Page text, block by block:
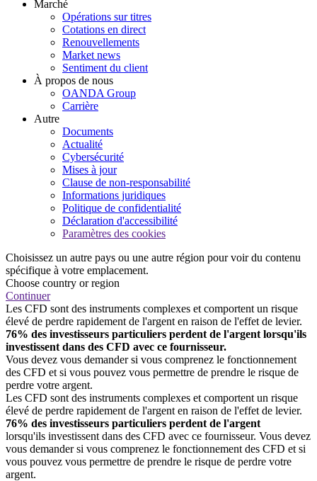
Marché
Opérations sur titres
Cotations en direct
Renouvellements
Market news
Sentiment du client
À propos de nous
OANDA Group
Carrière
Autre
Documents
Actualité
Cybersécurité
Mises à jour
Clause de non-responsabilité
Informations juridiques
Politique de confidentialité
Déclaration d'accessibilité
Paramètres des cookies
Choisissez un autre pays ou une autre région pour voir du contenu
spécifique à votre emplacement.
Choose country or region
Continuer
Les CFD sont des instruments complexes et comportent un risque
élevé de perdre rapidement de l'argent en raison de l'effet de levier.
76% des investisseurs particuliers perdent de l'argent lorsqu'ils
investissent dans des CFD avec ce fournisseur.
Vous devez vous demander si vous comprenez le fonctionnement
des CFD et si vous pouvez vous permettre de prendre le risque de
perdre votre argent.
Les CFD sont des instruments complexes et comportent un risque
élevé de perdre rapidement de l'argent en raison de l'effet de levier.
76% des investisseurs particuliers perdent de l'argent
lorsqu'ils investissent dans des CFD avec ce fournisseur. Vous devez
vous demander si vous comprenez le fonctionnement des CFD et si
vous pouvez vous permettre de prendre le risque de perdre votre
argent.